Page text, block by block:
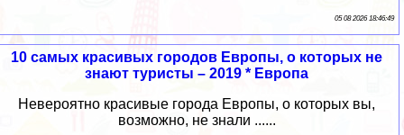
05 08 2026 18:46:49
10 самых красивых городов Европы, о которых не
знают туристы – 2019 * Европа
Невероятно красивые города Европы, о которых вы,
возможно, не знали ......